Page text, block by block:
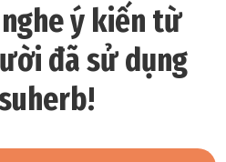
ý kiến từ
đã sử dụng